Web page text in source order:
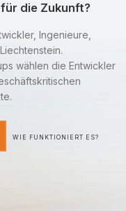
die Zukunft?
Ingenieure,
wählen die Entwickler
WIE FUNKTIONIERT ES?